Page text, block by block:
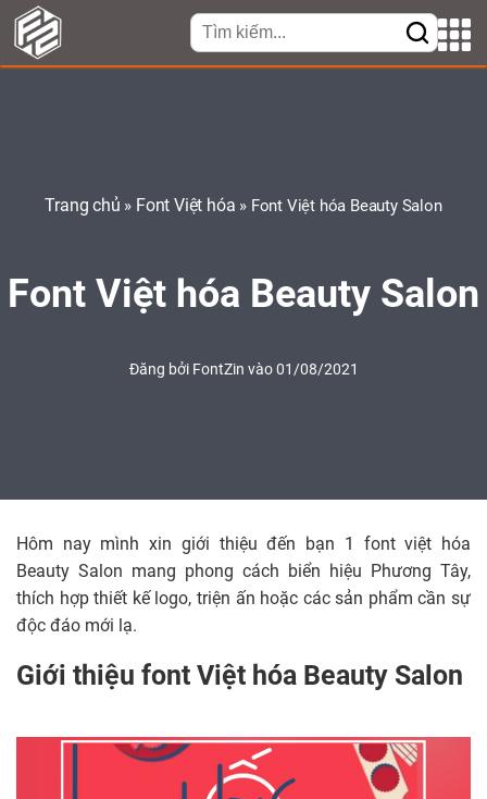
Trang chủ » Font Việt hóa » Font Việt hóa Beauty Salon
Font Việt hóa Beauty Salon
Đăng bởi FontZin vào 01/08/2021
Hôm nay mình xin giới thiệu đến bạn 1 font việt hóa
Beauty Salon mang phong cách biển hiệu Phương Tây,
thích hợp thiết kế logo, triện ấn hoặc các sản phẩm cần sự
độc đáo mới lạ.
Giới thiệu font Việt hóa Beauty Salon